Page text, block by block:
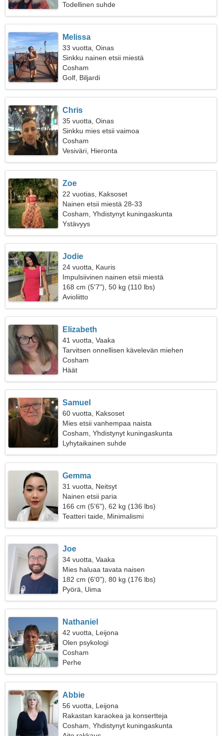
Todellinen suhde
Melissa
33 vuotta, Oinas
Sinkku nainen etsii miestä
Cosham
Golf, Biljardi
Chris
35 vuotta, Oinas
Sinkku mies etsii vaimoa
Cosham
Vesiväri, Hieronta
Zoe
22 vuotias, Kaksoset
Nainen etsii miestä 28-33
Cosham, Yhdistynyt kuningaskunta
Ystävyys
Jodie
24 vuotta, Kauris
Impulsiivinen nainen etsii miestä
168 cm (5'7"), 50 kg (110 lbs)
Avioliitto
Elizabeth
41 vuotta, Vaaka
Tarvitsen onnellisen kävelevän miehen
Cosham
Häät
Samuel
60 vuotta, Kaksoset
Mies etsii vanhempaa naista
Cosham, Yhdistynyt kuningaskunta
Lyhytaikainen suhde
Gemma
31 vuotta, Neitsyt
Nainen etsii paria
166 cm (5'6"), 62 kg (136 lbs)
Teatteri taide, Minimalismi
Joe
34 vuotta, Vaaka
Mies haluaa tavata naisen
182 cm (6'0"), 80 kg (176 lbs)
Pyörä, Uima
Nathaniel
42 vuotta, Leijona
Olen psykologi
Cosham
Perhe
Abbie
56 vuotta, Leijona
Rakastan karaokea ja konsertteja
Cosham, Yhdistynyt kuningaskunta